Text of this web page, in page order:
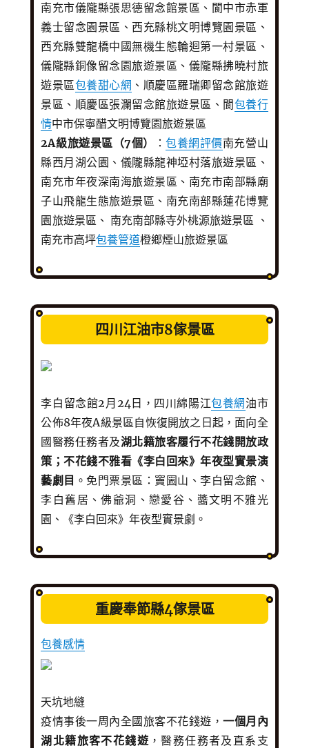
南充市儀隴縣張思德留念館景區、閬中市赤軍
義士留念園景區、西充縣桃文明博覽園景區、
西充縣雙龍橋中國無機生態輪迴第一村景區、
儀隴縣銅像留念園旅遊景區、儀隴縣拂曉村旅
遊景區包養甜心網 、順慶區羅瑞卿留念館旅遊
景區、順慶區張瀾留念館旅遊景區、閬包養行
情中市保寧醋文明博覽園旅遊景區
2A級旅遊景區（7個）
：包養網評價南充營山
縣西月湖公園、儀隴縣龍神埡村落旅遊景區、
南充市年夜深南海旅遊景區、南充市南部縣廟
子山飛龍生態旅遊景區、南充南部縣蓮花博覽
園旅遊景區、 南充南部縣寺外桃源旅遊景區 、
南充市高坪包養管道橙鄉煙山旅遊景區
四川江油市8傢景區
李白留念館2月24日，四川綿陽江包養網 油市
公佈8年夜A級景區自恢復開放之日起，面向全
國醫務任務者及湖北籍旅客履行不花錢開放政
策；不花錢不雅看《李白回來》年夜型實景演
藝劇目 。免門票景區：竇圌山、李白留念館、
李白舊居、佛爺洞、戀愛谷、醬文明不雅光
園、《李白回來》年夜型實景劇。
重慶奉節縣4傢景區
包養感情
天坑地縫
疫情事後一周內全國旅客不花錢遊，一個月內
湖北籍旅客不花錢遊 ，醫務任務者及直系支